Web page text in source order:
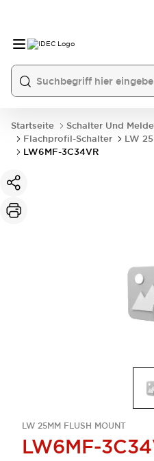
Startseite Schalter Und
Flachprofil-Schalter
LW
LW6MF-3C34VR
LW 25MM FLUSH MOUNT
LW6MF-